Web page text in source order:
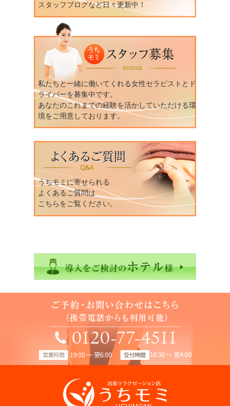
スタッフブログなど日々更新中！
私たちと一緒に働いてくれる女性セラピストとド
ライバーを募集中です。
あなたのこれまでの経験を活かしていただける環
境をご用意しております。
うちモミに寄せられる
よくあるご質問は
こちらをご覧ください。